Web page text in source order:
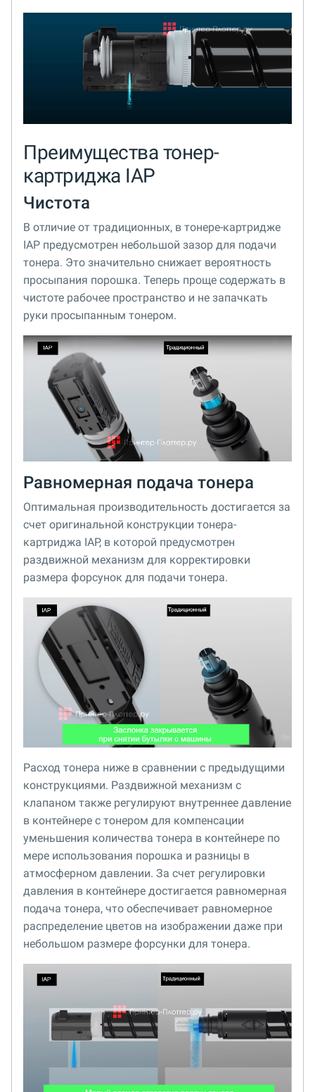
Преимущества тонер-
картриджа IAP
Чистота
В отличие от традиционных, в тонере-картридже
IAP предусмотрен небольшой зазор для подачи
тонера. Это значительно снижает вероятность
просыпания порошка. Теперь проще содержать в
чистоте рабочее пространство и не запачкать
руки просыпанным тонером.
Равномерная подача тонера
Оптимальная производительность достигается за
счет оригинальной конструкции тонера-
картриджа IAP, в которой предусмотрен
раздвижной механизм для корректировки
размера форсунок для подачи тонера.
Расход тонера ниже в сравнении с предыдущими
конструкциями. Раздвижной механизм с
клапаном также регулируют внутреннее давление
в контейнере с тонером для компенсации
уменьшения количества тонера в контейнере по
мере использования порошка и разницы в
атмосферном давлении. За счет регулировки
давления в контейнере достигается равномерная
подача тонера, что обеспечивает равномерное
распределение цветов на изображении даже при
небольшом размере форсунки для тонера.